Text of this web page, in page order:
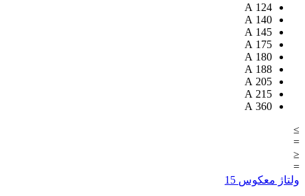
124
A
140
A
145
A
175
A
180
A
188
A
205
A
215
A
360
A
≥
=
≤
=
ولتاژ معکوس 15